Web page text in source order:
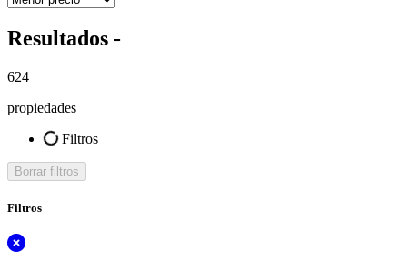
Resultados -
624
propiedades
Filtros
Borrar filtros
Filtros